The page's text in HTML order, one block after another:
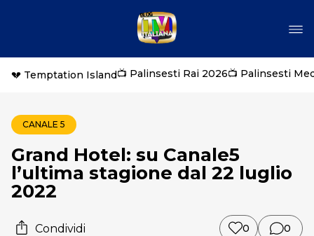
💔 Temptation Island📺 Palinsesti Rai 2026📺 Palinsesti
CANALE 5
Grand Hotel: su Canale5
l’ultima stagione dal 22 luglio
2022
Condividi 0 0